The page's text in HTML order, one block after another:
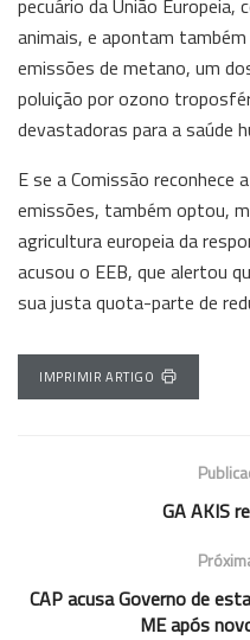
animais, e apontam
emissões de metano, um
poluição por ozono
devastadoras para a saúde
E se a Comissão reconhece
emissões, também optou,
agricultura europeia da
acusou o EEB, que alertou
sua justa quota-parte de
IMPRIMIR ARTIGO
GA AKIS
CAP acusa Governo de
ME após